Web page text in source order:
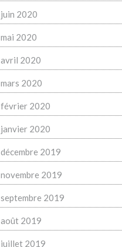
juin 2020
mai 2020
avril 2020
mars 2020
février 2020
janvier 2020
décembre 2019
novembre 2019
septembre 2019
août 2019
juillet 2019